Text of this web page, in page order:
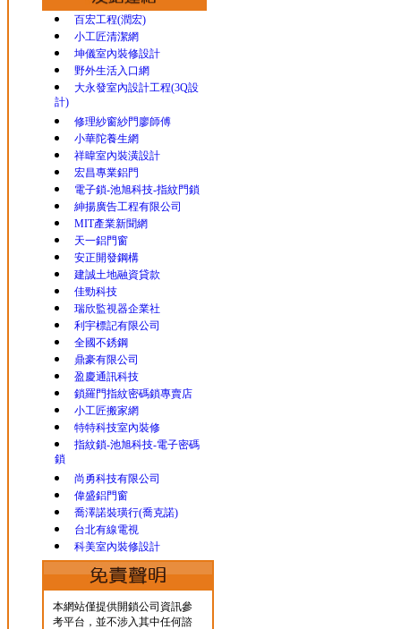
百宏工程(潤宏)
小工匠清潔網
坤儀室內裝修設計
野外生活入口網
大永發室內設計工程(3Q設
計)
修理紗窗紗門廖師傅
小華陀養生網
祥暐室內裝潢設計
宏昌專業鋁門
電子鎖-池旭科技-指紋門鎖
紳揚廣告工程有限公司
MIT產業新聞網
天一鋁門窗
安正開發鋼構
建誠土地融資貸款
佳勁科技
瑞欣監視器企業社
利宇標記有限公司
全國不銹鋼
鼎豪有限公司
盈慶通訊科技
鎖羅門指紋密碼鎖專賣店
小工匠搬家網
特特科技室內裝修
指紋鎖-池旭科技-電子密碼
鎖
尚勇科技有限公司
偉盛鋁門窗
喬澤諾裝璜行(喬克諾)
台北有線電視
科美室內裝修設計
本網站僅提供開鎖公司資訊參
考平台，並不涉入其中任何諮